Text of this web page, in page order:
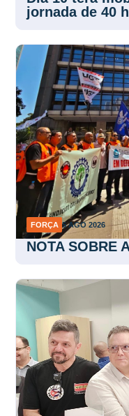
jornada de 40
FORÇA 5 AGO 2026
NOTA SOBRE